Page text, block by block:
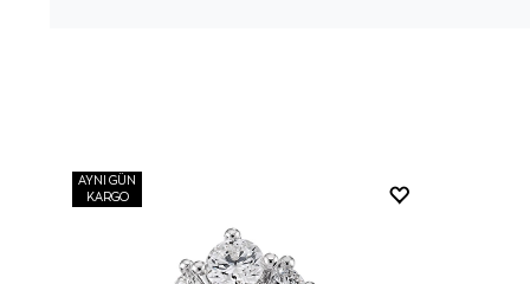
AYNI GÜN
KARGO